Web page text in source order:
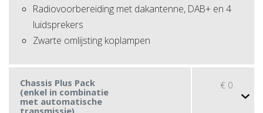
Radiovoorbereiding met dakantenne, DAB+ en 4
luidsprekers
Zwarte omlijsting koplampen
Chassis Plus Pack
(enkel in combinatie
met automatische
transmissie)
€ 0